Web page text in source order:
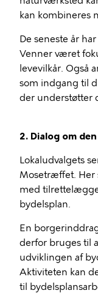
kan kombineres
De seneste år
Venner været
levevilkår. Også
som indgang til
der understøtter
2. Dialog om
Lokaludvalgets
Mosetræffet. Her
med
bydelsplan.
En
derfor bruges til
udviklingen af
Aktiviteten kan
til